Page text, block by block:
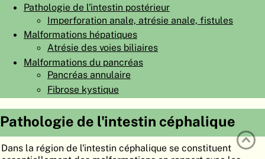
EN
Pathologie de l'intestin postérieur
Imperforation anale, atrésie anale, fistules
Malformations hépatiques
Atrésie des voies biliaires
Malformations du pancréas
Pancréas annulaire
Fibrose kystique
Pathologie de l'intestin céphalique
Dans la région de l'intestin céphalique se constituent